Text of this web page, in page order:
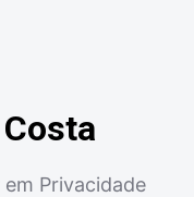
Privacidade